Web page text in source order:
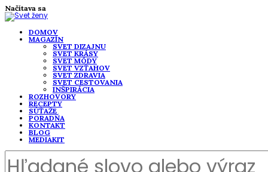
Načítava sa
DOMOV
MAGAZÍN
SVET DIZAJNU
SVET KRÁSY
SVET MÓDY
SVET VZŤAHOV
SVET ZDRAVIA
SVET CESTOVANIA
INŠPIRÁCIA
ROZHOVORY
RECEPTY
SÚŤAŽE
PORADŇA
KONTAKT
BLOG
MEDIAKIT